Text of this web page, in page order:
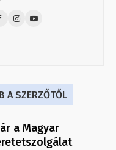
A SZERZŐTŐL
a Magyar